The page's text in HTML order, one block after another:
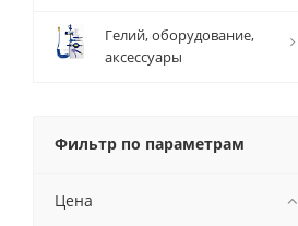
Гелий, оборудование,
аксессуары
Фильтр по параметрам
Цена